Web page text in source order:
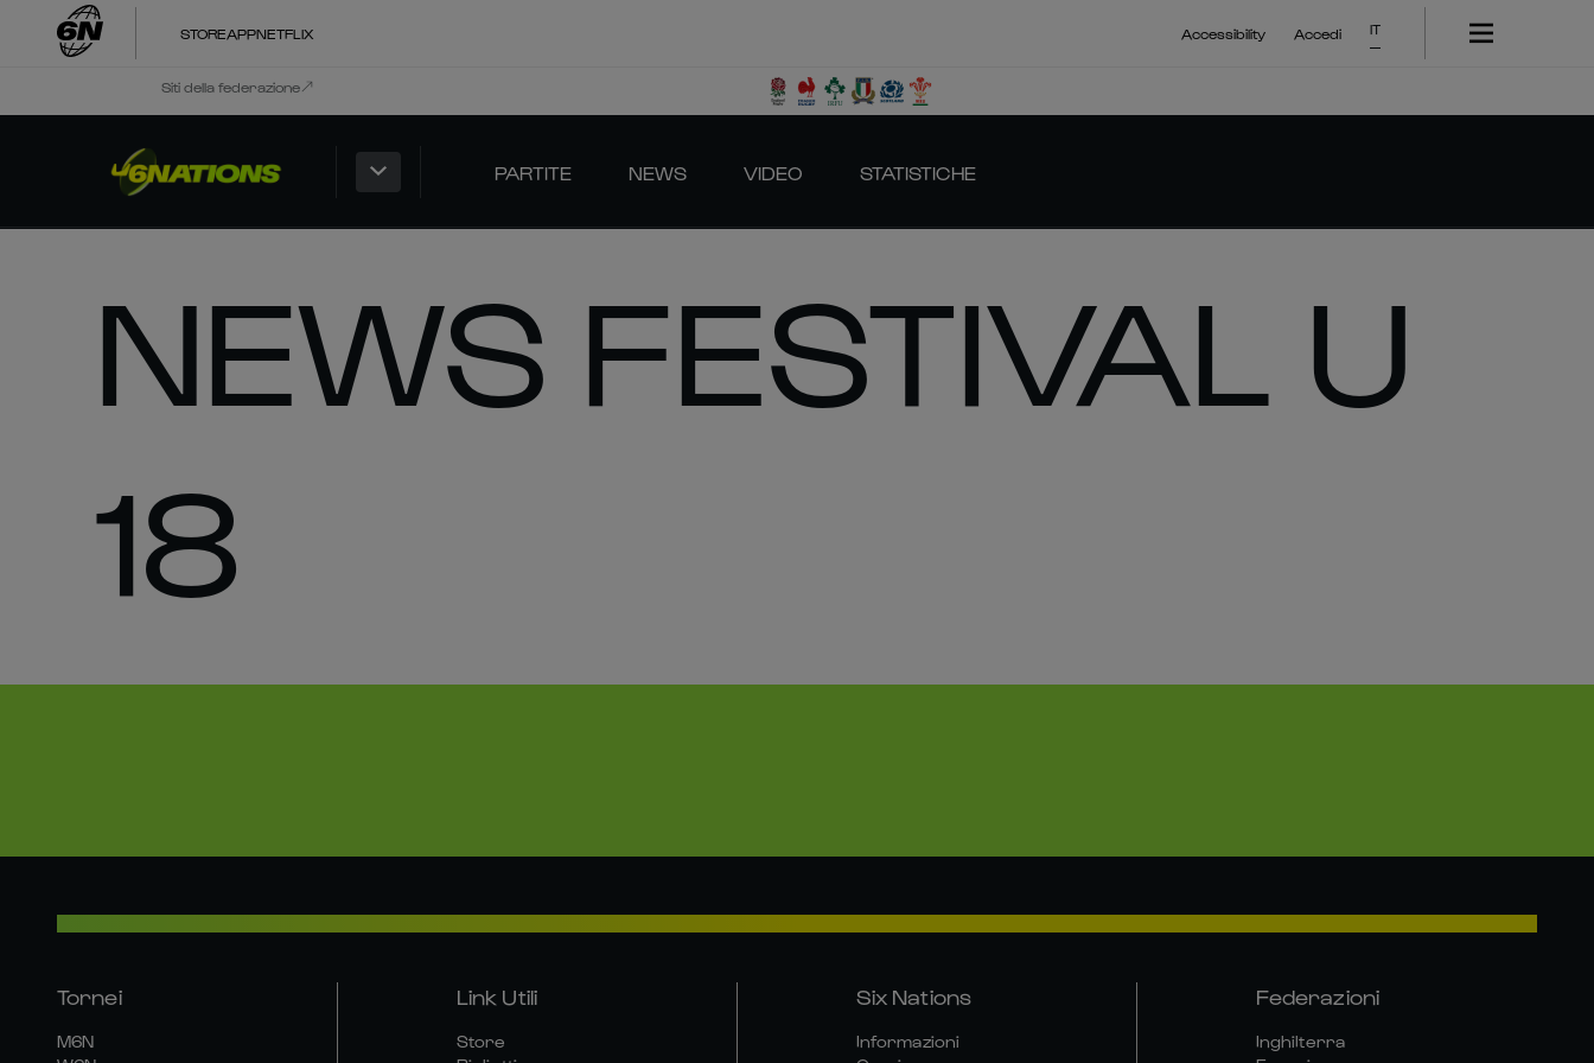
STOREAPPNETFLIX Accessibility Accedi IT
Siti della federazione
PARTITE NEWS VIDEO STATISTICHE
NEWS FESTIVAL U
18
Tornei
M6N
Link Utili
Store
Six Nations
Informazioni
Federazioni
Inghilterra